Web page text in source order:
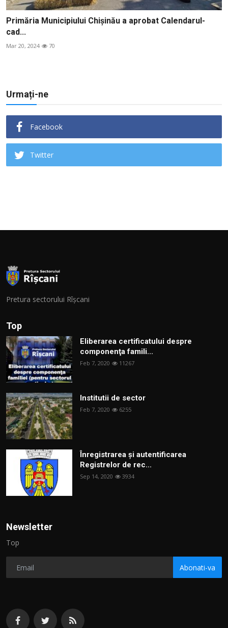
Primăria Municipiului Chișinău a aprobat Calendarul-
cad...
Mar 20, 2024 70
Urmați-ne
Facebook
Twitter
Pretura sectorului Rîșcani
Top
Eliberarea certificatului despre
componenţa famili...
Feb 7, 2020 11267
Institutii de sector
Feb 7, 2020 6255
Înregistrarea și autentificarea
Registrelor de rec...
Sep 14, 2020 3934
Newsletter
Top
Abonati-va